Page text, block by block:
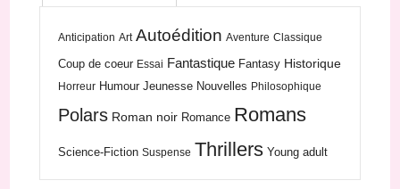
Anticipation Art Autoédition Aventure Classique
Coup de coeur Essai Fantastique Fantasy Historique
Horreur Humour Jeunesse Nouvelles Philosophique
Polars Roman noir Romance Romans
Science-Fiction Suspense Thrillers Young adult